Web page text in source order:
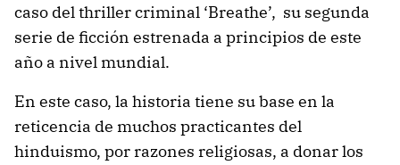
caso del thriller criminal ‘Breathe’, su segunda
serie de ficción estrenada a principios de este
año a nivel mundial.
En este caso, la historia tiene su base en la
reticencia de muchos practicantes del
hinduismo, por razones religiosas, a donar los